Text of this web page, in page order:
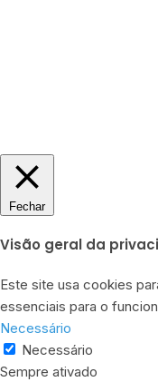
Fechar
Visão geral da
Este site usa cookies
essenciais para o
Necessário
Necessário
Sempre ativado